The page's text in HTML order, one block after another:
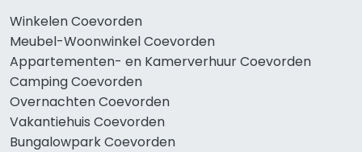
Winkelen Coevorden
Meubel-Woonwinkel Coevorden
Appartementen- en Kamerverhuur Coevorden
Camping Coevorden
Overnachten Coevorden
Vakantiehuis Coevorden
Bungalowpark Coevorden